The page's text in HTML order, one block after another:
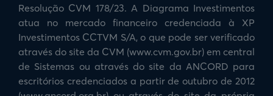
Resolução CVM 178/23. A Diagrama Investimentos
atua no mercado financeiro credenciada à XP
Investimentos CCTVM S/A, o que pode ser verificado
através do site da CVM (www.cvm.gov.br) em central
de Sistemas ou através do site da ANCORD para
escritórios credenciados a partir de outubro de 2012